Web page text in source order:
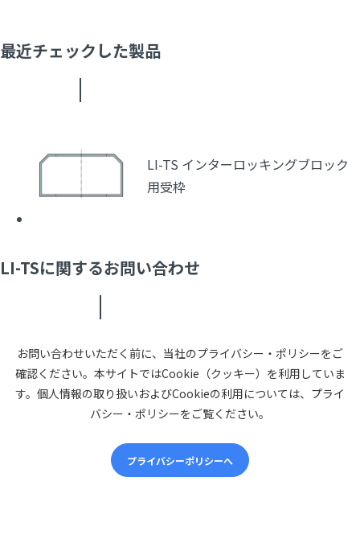
最近チェックした製品
LI-TS インターロッキングブロック
用受枠
LI-TSに関するお問い合わせ
お問い合わせいただく前に、当社のプライバシー・ポリシーをご
確認ください。本サイトではCookie（クッキー）を利用していま
す。個人情報の取り扱いおよびCookieの利用については、プライ
バシー・ポリシーをご覧ください。
プライバシーポリシーへ